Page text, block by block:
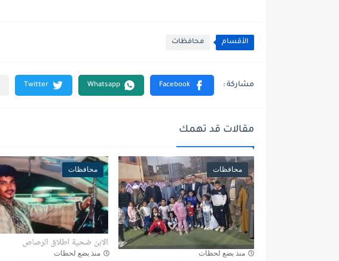
الأقسام محافظات
مقالات قد تهمك
محافظات
منذ بضع لحظات
محافظات
منذ بضع لحظات